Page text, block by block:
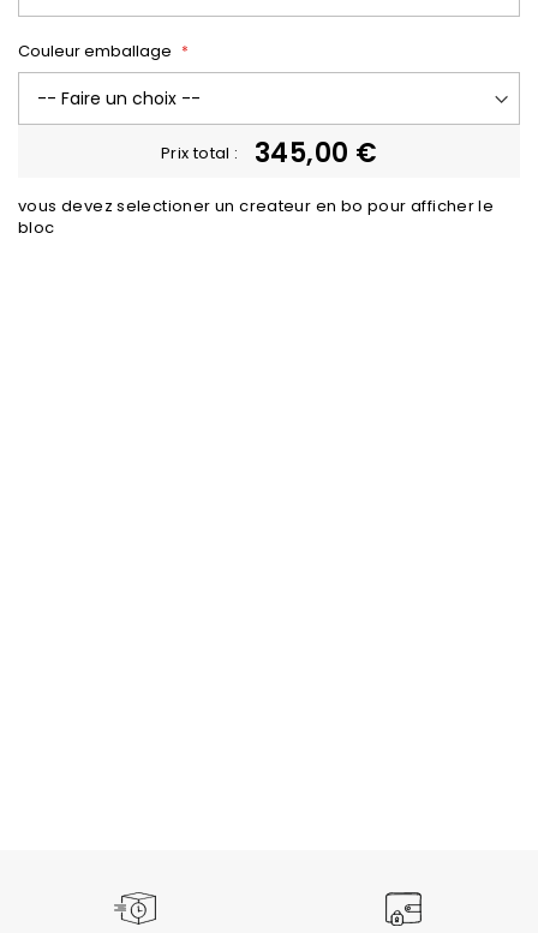
Couleur emballage
Prix total : 345,00 €
vous devez selectioner un createur en bo pour afficher le
bloc